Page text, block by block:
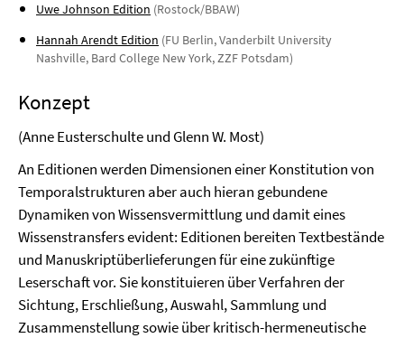
Uwe Johnson Edition (Rostock/BBAW)
Hannah Arendt Edition (FU Berlin, Vanderbilt University
Nashville, Bard College New York, ZZF Potsdam)
Konzept
(Anne Eusterschulte und Glenn W. Most)
An Editionen werden Dimensionen einer Konstitution von
Temporalstrukturen aber auch hieran gebundene
Dynamiken von Wissensvermittlung und damit eines
Wissenstransfers evident: Editionen bereiten Textbestände
und Manuskriptüberlieferungen für eine zukünftige
Leserschaft vor. Sie konstituieren über Verfahren der
Sichtung, Erschließung, Auswahl, Sammlung und
Zusammenstellung sowie über kritisch-hermeneutische